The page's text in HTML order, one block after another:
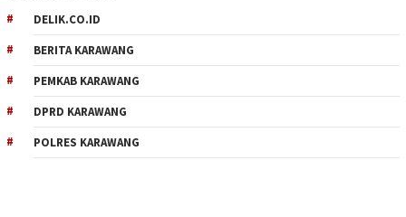
DELIK.CO.ID
BERITA KARAWANG
PEMKAB KARAWANG
DPRD KARAWANG
POLRES KARAWANG